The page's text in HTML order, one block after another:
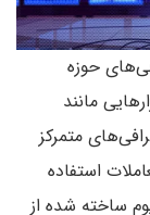
حوزه
مانند
متمرکز
استفاده
ساخته شده از